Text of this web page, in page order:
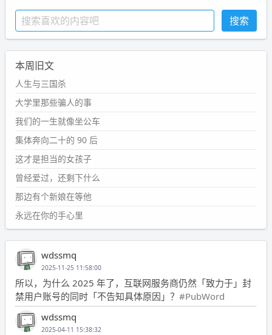
本周旧文
人生与三国杀
大学里那些骗人的事
我们的一生就像坐公车
集体奔向二十的 90 后
这才是担当的女孩子
曾经爱过，还剩下什么
那边有个新娘在等他
永远在你的手心里
wdssmq
2025-11-25 11:58:00
所以，为什么 2025 年了，互联网服务商仍然「致力于」封
禁用户账号的同时「不告知具体原因」？ #PubWord
wdssmq
2025-04-11 15:38:32